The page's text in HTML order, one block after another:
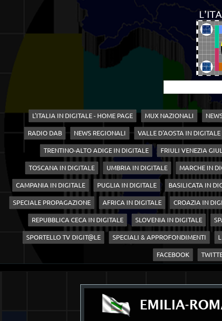
L'ITALIA IN DIGITALE - HOME PAGE MUX NAZIONALI
RADIO DAB NEWS REGIONALI VALLE D'AOSTA IN DIGITALE
TRENTINO-ALTO ADIGE IN DIGITALE FRIULI VENEZIA
TOSCANA IN DIGITALE UMBRIA IN DIGITALE MARCHE IN
CAMPANIA IN DIGITALE PUGLIA IN DIGITALE BASILICATA IN
SPECIALE PROPAGAZIONE AFRICA IN DIGITALE CROAZIA IN
REPUBBLICA CECA IN DIGITALE SLOVENIA IN DIGITALE
SPORTELLO TV DIGIT@LE SPECIALI & APPROFONDIMENTI
FACEBOOK